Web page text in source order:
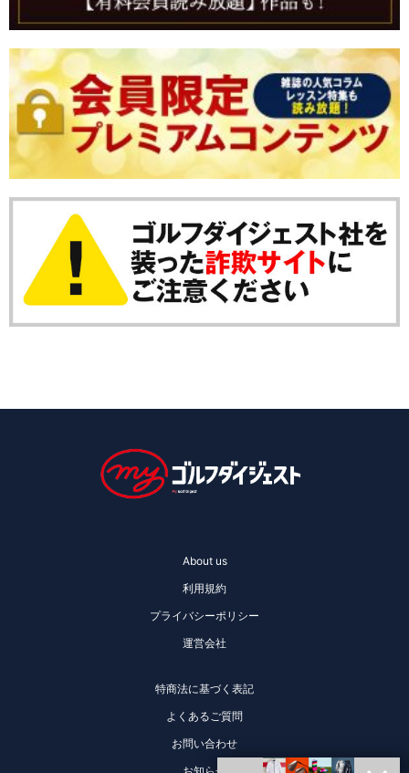
About us
利用規約
プライバシーポリシー
運営会社
特商法に基づく表記
よくあるご質問
お問い合わせ